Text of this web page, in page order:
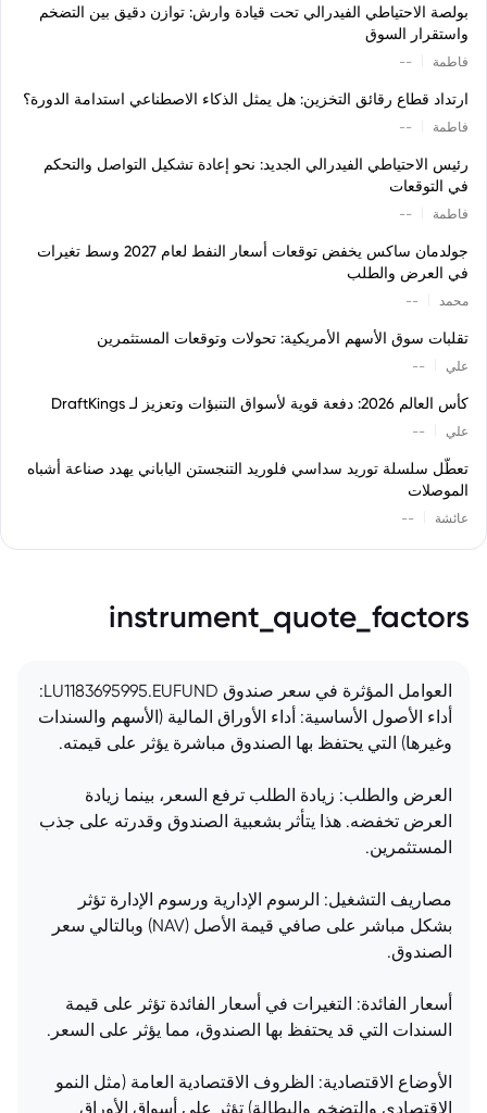
بولصة الاحتياطي الفيدرالي تحت قيادة وارش: توازن دقيق بين التضخم
واستقرار السوق
فاطمة --
ارتداد قطاع رقائق التخزين: هل يمثل الذكاء الاصطناعي استدامة الدورة؟
فاطمة --
رئيس الاحتياطي الفيدرالي الجديد: نحو إعادة تشكيل التواصل والتحكم
في التوقعات
فاطمة --
جولدمان ساكس يخفض توقعات أسعار النفط لعام 2027 وسط تغيرات
في العرض والطلب
محمد --
تقلبات سوق الأسهم الأمريكية: تحولات وتوقعات المستثمرين
علي --
كأس العالم 2026: دفعة قوية لأسواق التنبؤات وتعزيز لـ DraftKings
علي --
تعطّل سلسلة توريد سداسي فلوريد التنجستن الياباني يهدد صناعة أشباه
الموصلات
عائشة --
instrument_quote_factors
العوامل المؤثرة في سعر صندوق LU1183695995.EUFUND:
أداء الأصول الأساسية: أداء الأوراق المالية (الأسهم والسندات
وغيرها) التي يحتفظ بها الصندوق مباشرة يؤثر على قيمته.
العرض والطلب: زيادة الطلب ترفع السعر، بينما زيادة
العرض تخفضه. هذا يتأثر بشعبية الصندوق وقدرته على جذب
المستثمرين.
مصاريف التشغيل: الرسوم الإدارية ورسوم الإدارة تؤثر
بشكل مباشر على صافي قيمة الأصل (NAV) وبالتالي سعر
الصندوق.
أسعار الفائدة: التغيرات في أسعار الفائدة تؤثر على قيمة
السندات التي قد يحتفظ بها الصندوق، مما يؤثر على السعر.
الأوضاع الاقتصادية: الظروف الاقتصادية العامة (مثل النمو
الاقتصادي والتضخم والبطالة) تؤثر على أسواق الأوراق